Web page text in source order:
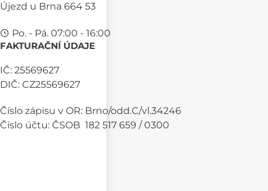
Újezd u Brna 664 53
Po. - Pá. 07:00 - 16:00
FAKTURAČNÍ ÚDAJE
IČ: 25569627
DIČ: CZ25569627
Číslo zápisu v OR: Brno/odd.C/vl.34246
Číslo účtu: ČSOB 182 517 659 / 0300